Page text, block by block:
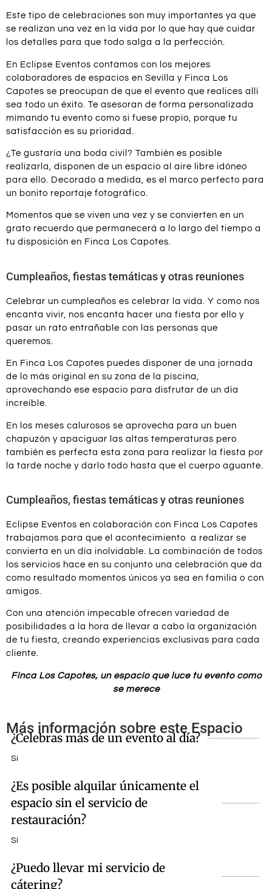
Este tipo de celebraciones son muy importantes ya que
se realizan una vez en la vida por lo que hay que cuidar
los detalles para que todo salga a la perfección.
En Eclipse Eventos contamos con los mejores
colaboradores de espacios en Sevilla y Finca Los
Capotes se preocupan de que el evento que realices allí
sea todo un éxito. Te asesoran de forma personalizada
mimando tu evento como si fuese propio, porque tu
satisfacción es su prioridad.
¿Te gustaría una boda civil? También es posible
realizarla, disponen de un espacio al aire libre idóneo
para ello. Decorado a medida, es el marco perfecto para
un bonito reportaje fotográfico.
Momentos que se viven una vez y se convierten en un
grato recuerdo que permanecerá a lo largo del tiempo a
tu disposición en Finca Los Capotes.
Cumpleaños, fiestas temáticas y otras reuniones
Celebrar un cumpleaños es celebrar la vida. Y como nos
encanta vivir, nos encanta hacer una fiesta por ello y
pasar un rato entrañable con las personas que
queremos.
En Finca Los Capotes puedes disponer de una jornada
de lo más original en su zona de la piscina,
aprovechando ese espacio para disfrutar de un día
increíble.
En los meses calurosos se aprovecha para un buen
chapuzón y apaciguar las altas temperaturas pero
también es perfecta esta zona para realizar la fiesta por
la tarde noche y darlo todo hasta que el cuerpo aguante.
Cumpleaños, fiestas temáticas y otras reuniones
Eclipse Eventos en colaboración con Finca Los Capotes
trabajamos para que el acontecimiento a realizar se
convierta en un día inolvidable. La combinación de todos
los servicios hace en su conjunto una celebración que da
como resultado momentos únicos ya sea en familia o con
amigos.
Con una atención impecable ofrecen variedad de
posibilidades a la hora de llevar a cabo la organización
de tu fiesta, creando experiencias exclusivas para cada
cliente.
Finca Los Capotes, un espacio que luce tu evento como
se merece
Más información sobre este Espacio
¿Celebras más de un evento al día?
Si
¿Es posible alquilar únicamente el
espacio sin el servicio de
restauración?
Sí
¿Puedo llevar mi servicio de
cátering?